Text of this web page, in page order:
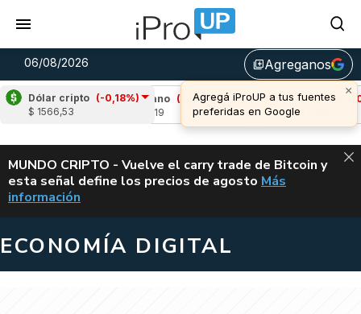
06/08/2026 library_addAgreganos
×
Agregá iProUP a tus fuentes
preferidas en Google
Dólar cripto (-0,18%)
$ 1566,53
Cardano
(-0,77%)
Avalanche (-
u$s 6,63
ALERTA
MUNDO CRIPTO - Vuelve el carry trade de Bitcoin y
esta señal define los precios de agosto VUELVE EL
Más
información
ECONOMÍA DIGITAL